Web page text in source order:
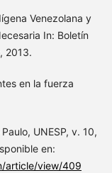
Venezolana y
In: Boletín
2013.
en la fuerza
UNESP, v. 10,
en:
article/view/409